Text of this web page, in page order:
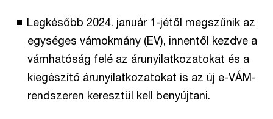
Legkésőbb 2024. január 1-jétől megszűnik az
egységes vámokmány (EV), innentől kezdve a
vámhatóság felé az árunyilatkozatokat és a
kiegészítő árunyilatkozatokat is az új e-VÁM-
rendszeren keresztül kell benyújtani.